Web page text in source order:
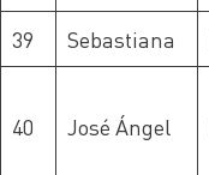
39
Sebastiana
40 José Ángel